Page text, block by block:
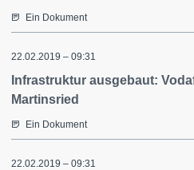
Ein Dokument
22.02.2019 – 09:31
Infrastruktur ausgebaut:
Martinsried
Ein Dokument
22.02.2019 – 09:31